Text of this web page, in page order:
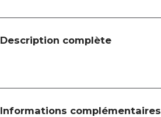
Description complète
Informations complémentaires